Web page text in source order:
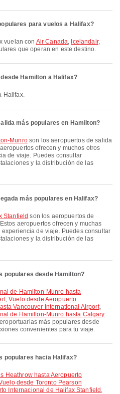
para vuelos a Halifax?
vuelan con Air Canada, Icelandair,
que operan en este destino.
Hamilton a Halifax?
Halifax.
más populares en Hamilton?
Munroson los aeropuertos de salida
ofrecen y muchos otros
de viaje. Puedes consultar
y la distribución de las
más populares en Halifax?
Stanfield son los aeropuertos de
aeropuertos ofrecen y muchas
de viaje. Puedes consultar
y la distribución de las
populares desde Hamilton?
,Vuelo desde Aeropuerto
Vancouver International Airport,
de Hamilton-Munro hasta Calgary
más populares desde
convenientes para tu viaje.
populares hacia Halifax?
desde Toronto Pearson
Internacional de Halifax Stanfield ,